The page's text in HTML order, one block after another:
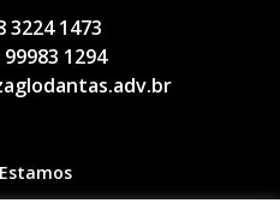
3224 1473
1294